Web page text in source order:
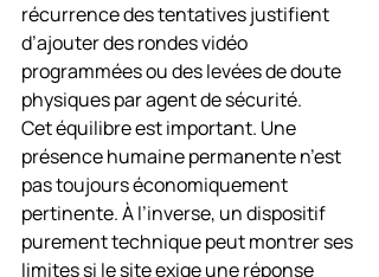
récurrence des tentatives justifient
d’ajouter des rondes vidéo
programmées ou des levées de doute
physiques par agent de sécurité.
Cet équilibre est important. Une
présence humaine permanente n’est
pas toujours économiquement
pertinente. À l’inverse, un dispositif
purement technique peut montrer ses
limites si le site exige une réponse